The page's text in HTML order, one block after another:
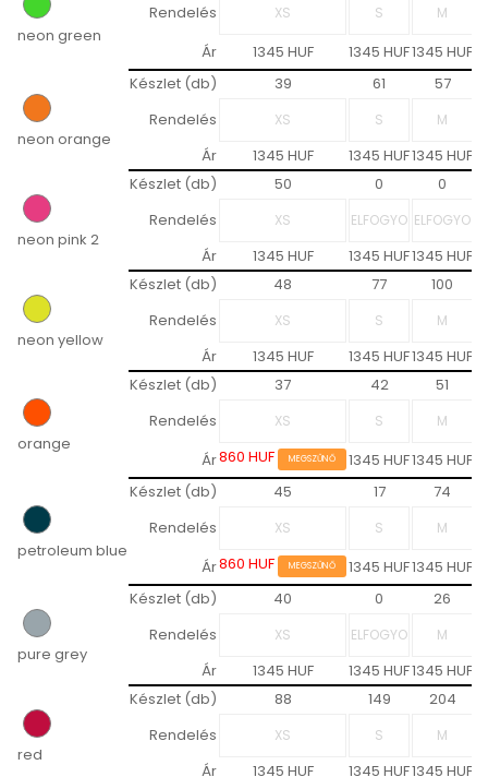
neon green
Rendelés
Ár
1345 HUF 1345 HUF1345 HUF
neon orange
Készlet (db) 39 61
57
Rendelés
Ár
1345 HUF 1345 HUF1345 HUF
neon pink 2
Készlet (db) 50 0
0
Rendelés
Ár
1345 HUF 1345 HUF1345 HUF
neon yellow
Készlet (db) 48 77
100
Rendelés
Ár
1345 HUF 1345 HUF1345 HUF
orange
Készlet (db) 37 42
51
Rendelés
Ár860 HUF MEGSZŰNŐ 1345 HUF1345 HUF
petroleum blue
Készlet (db) 45 17
74
Rendelés
Ár860 HUF MEGSZŰNŐ 1345 HUF1345 HUF
pure grey
Készlet (db) 40 0
26
Rendelés
Ár
1345 HUF 1345 HUF1345 HUF
red
Készlet (db) 88 149
204
Rendelés
Ár
1345 HUF 1345 HUF1345 HUF